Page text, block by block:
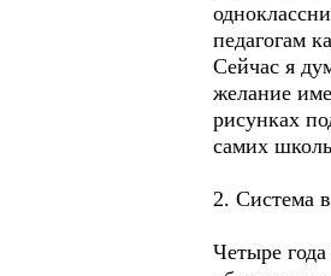
педагогам
Сейчас я
желание
рисунках
самих
2. Система
Четыре